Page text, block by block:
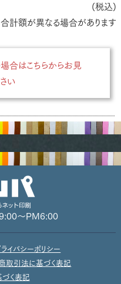
(税込)
計額が異なる場合があります
合はこちらからお見
い
～PM6:00
ライバシーポリシー
取引法に基づく表記
く表記